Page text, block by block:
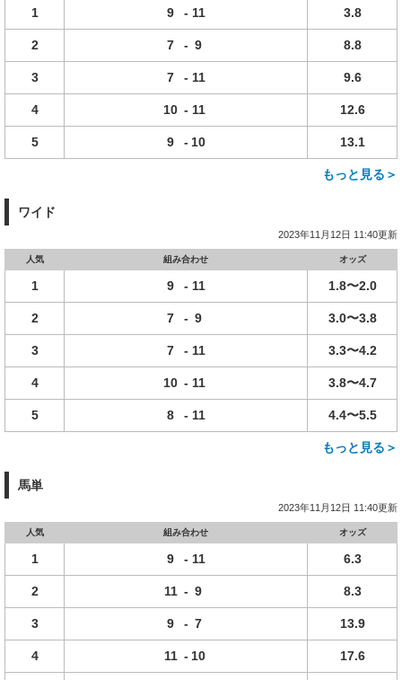
1 9 - 11 3.8
2 7 - 9 8.8
3 7 - 11 9.6
4 10 - 11 12.6
5 9 - 10 13.1
もっと見る＞
ワイド
2023年11月12日 11:40更新
人気 組み合わせ オッズ
1 9 - 11 1.8〜2.0
2 7 - 9 3.0〜3.8
3 7 - 11 3.3〜4.2
4 10 - 11 3.8〜4.7
5 8 - 11 4.4〜5.5
もっと見る＞
馬単
2023年11月12日 11:40更新
人気 組み合わせ オッズ
1 9 - 11 6.3
2 11 - 9 8.3
3 9 - 7 13.9
4 11 - 10 17.6